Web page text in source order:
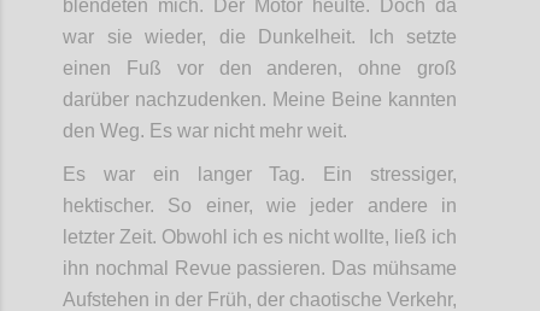
blendeten mich. Der Motor heulte. Doch da
war sie wieder, die Dunkelheit. Ich setzte
einen Fuß vor den anderen, ohne groß
darüber nachzudenken. Meine Beine kannten
den Weg. Es war nicht mehr weit.
Es war ein langer Tag. Ein stressiger,
hektischer. So einer, wie jeder andere in
letzter Zeit. Obwohl ich es nicht wollte, ließ ich
ihn nochmal Revue passieren. Das mühsame
Aufstehen in der Früh, der chaotische Verkehr,